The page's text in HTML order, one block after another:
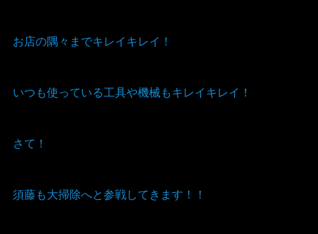
お店の隅々までキレイキレイ！
いつも使っている工具や機械もキレイキレイ！
さて！
須藤も大掃除へと参戦してきます！！